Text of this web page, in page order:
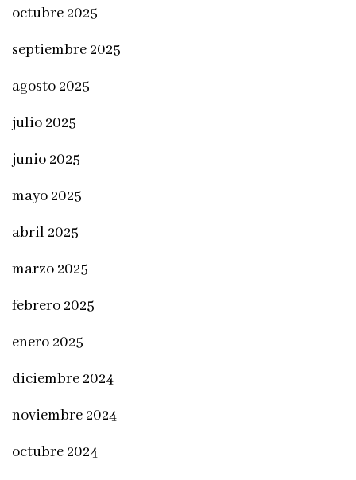
octubre 2025
septiembre 2025
agosto 2025
julio 2025
junio 2025
mayo 2025
abril 2025
marzo 2025
febrero 2025
enero 2025
diciembre 2024
noviembre 2024
octubre 2024